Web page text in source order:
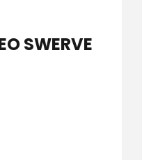
SWERVE